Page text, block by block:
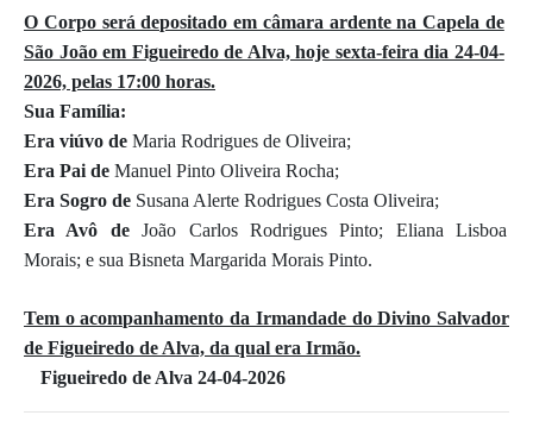
O Corpo será depositado em câmara ardente na Capela de
São João em Figueiredo de Alva, hoje sexta-feira dia 24-04-
2026, pelas 17:00 horas.
Sua Família:
Era viúvo de Maria Rodrigues de Oliveira;
Era Pai de Manuel Pinto Oliveira Rocha;
Era Sogro de Susana Alerte Rodrigues Costa Oliveira;
Era Avô deJoão Carlos Rodrigues Pinto; Eliana Lisboa
Morais; e sua Bisneta Margarida Morais Pinto.
Tem o acompanhamento da Irmandade do Divino Salvador
de Figueiredo de Alva, da qual era Irmão.
Figueiredo de Alva 24-04-2026